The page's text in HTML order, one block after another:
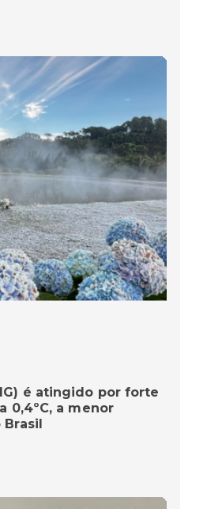
é atingido por forte
0,4ºC, a menor